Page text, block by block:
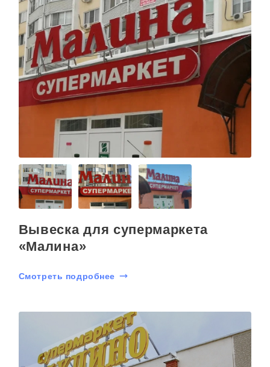
Вывеска для супермаркета
«Малина»
Смотреть подробнее